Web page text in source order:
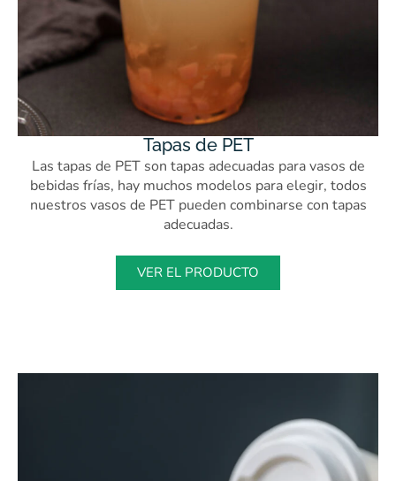
Tapas de PET
Las tapas de PET son tapas adecuadas para vasos de
bebidas frías, hay muchos modelos para elegir, todos
nuestros vasos de PET pueden combinarse con tapas
adecuadas.
VER EL PRODUCTO